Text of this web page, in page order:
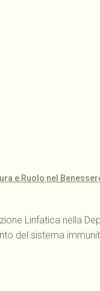
e Ruolo nel
Linfatica nella
del sistema